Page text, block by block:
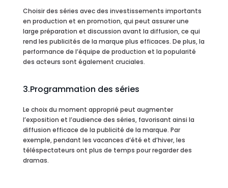
Choisir des séries avec des investissements importants
en production et en promotion, qui peut assurer une
large préparation et discussion avant la diffusion, ce qui
rend les publicités de la marque plus efficaces. De plus, la
performance de l’équipe de production et la popularité
des acteurs sont également cruciales.
3.Programmation des séries
Le choix du moment approprié peut augmenter
l’exposition et l’audience des séries, favorisant ainsi la
diffusion efficace de la publicité de la marque. Par
exemple, pendant les vacances d’été et d’hiver, les
téléspectateurs ont plus de temps pour regarder des
dramas.